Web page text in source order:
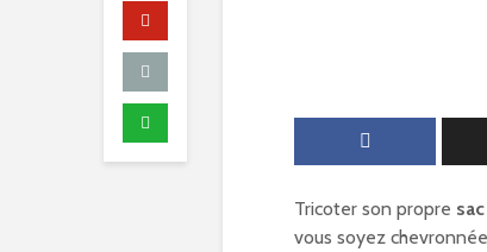
Tricoter son propre
vous soyez